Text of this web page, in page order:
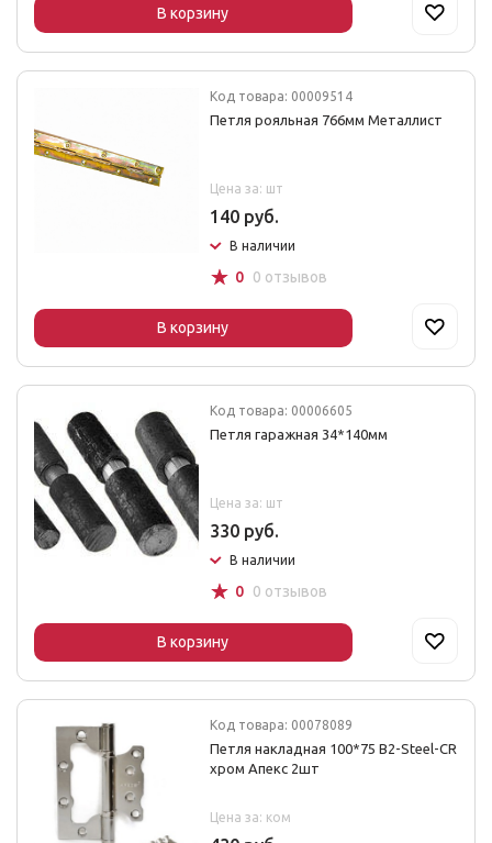
В корзину
Код товара: 00009514
Петля рояльная 766мм Металлист
Цена за: шт
140 руб.
В наличии
☆ 0 0 отзывов
В корзину
Код товара: 00006605
Петля гаражная 34*140мм
Цена за: шт
330 руб.
В наличии
☆ 0 0 отзывов
В корзину
Код товара: 00078089
Петля накладная 100*75 B2-Steel-CR
хром Апекс 2шт
Цена за: ком